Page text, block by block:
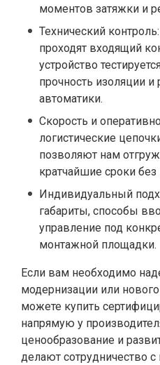
моментов затяжки и
Технический
проходят входящий
устройство
прочность изоляции и
автоматики.
Скорость и
логистические
позволяют нам
кратчайшие сроки без
Индивидуальный
габариты, способы
управление под
монтажной площадки.
Если вам необходимо
модернизации или
можете купить
напрямую у
ценообразование и
делают сотрудничество